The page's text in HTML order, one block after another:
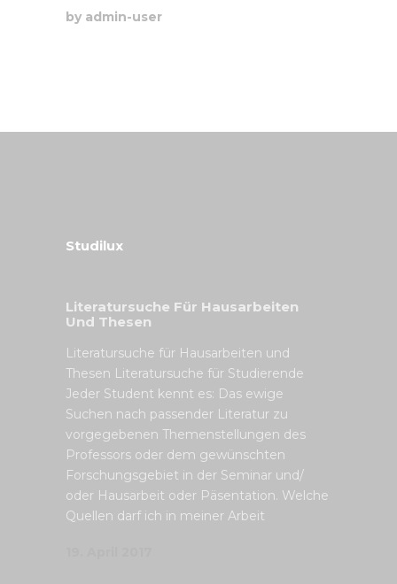
by admin-user
Studilux
Literatursuche Für Hausarbeiten
Und Thesen
Literatursuche für Hausarbeiten und
Thesen Literatursuche für Studierende
Jeder Student kennt es: Das ewige
Suchen nach passender Literatur zu
vorgegebenen Themenstellungen des
Professors oder dem gewünschten
Forschungsgebiet in der Seminar und/
oder Hausarbeit oder Päsentation. Welche
Quellen darf ich in meiner Arbeit